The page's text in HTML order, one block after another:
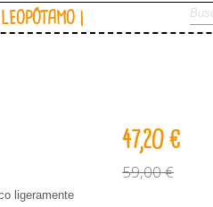
ligeramente
47,20 €
59,00 €